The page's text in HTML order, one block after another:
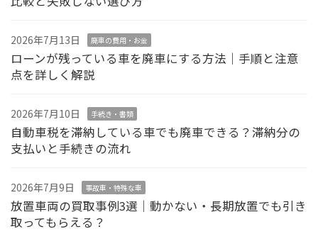
2026年7月13日 廃車の費用・お金
ローンが残っている車を廃車にする方法｜手順と注意
点を詳しく解説
2026年7月10日 手続き・書類
自動車税を滞納している車でも廃車できる？滞納分の
支払いと手続きの流れ
2026年7月9日 事故車・特殊な車
放置車両の買取事例3選｜動かない・長期放置でも引き
取ってもらえる？